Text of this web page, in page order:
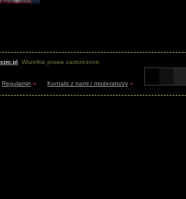
. Wszelkie prawa zastrzeżone.
Regulamin » Kontakt z nami / moderatorzy »